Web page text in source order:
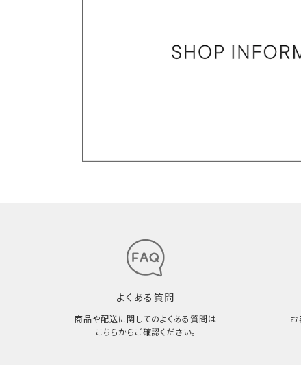
よくある質問
商品や配送に関してのよくある質問は
こちらからご確認ください。